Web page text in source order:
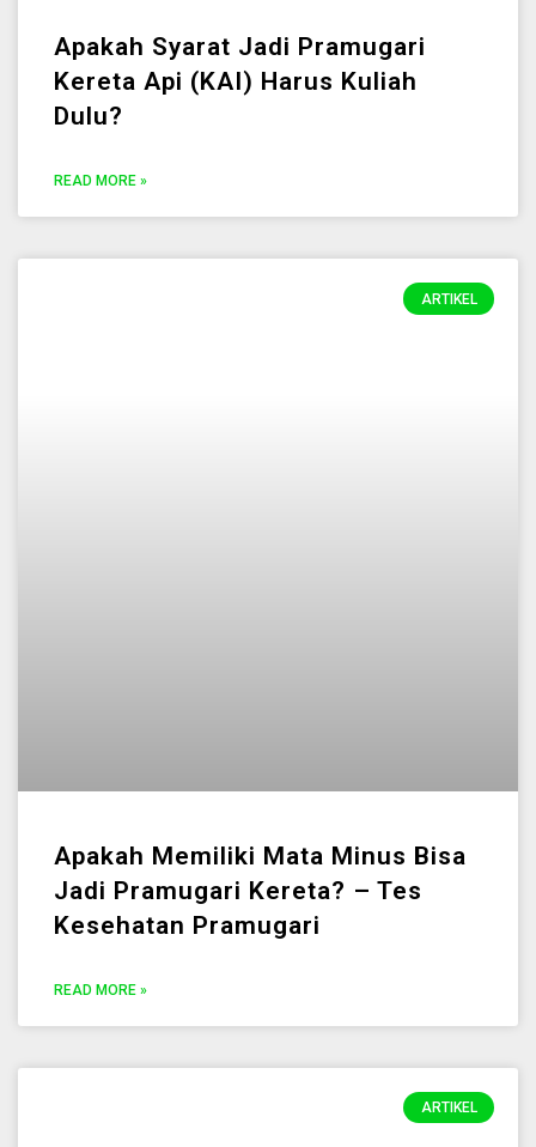
Apakah Syarat Jadi Pramugari
Kereta Api (KAI) Harus Kuliah
Dulu?
READ MORE »
ARTIKEL
Apakah Memiliki Mata Minus Bisa
Jadi Pramugari Kereta? – Tes
Kesehatan Pramugari
READ MORE »
ARTIKEL